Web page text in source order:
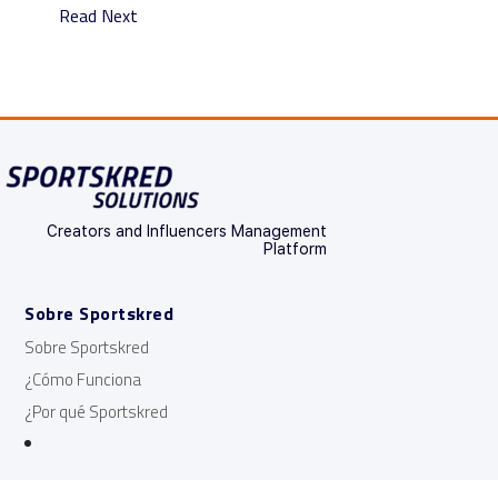
Read Next
Creators and Influencers Management
Platform
Sobre Sportskred
Sobre Sportskred
¿Cómo Funciona
¿Por qué Sportskred